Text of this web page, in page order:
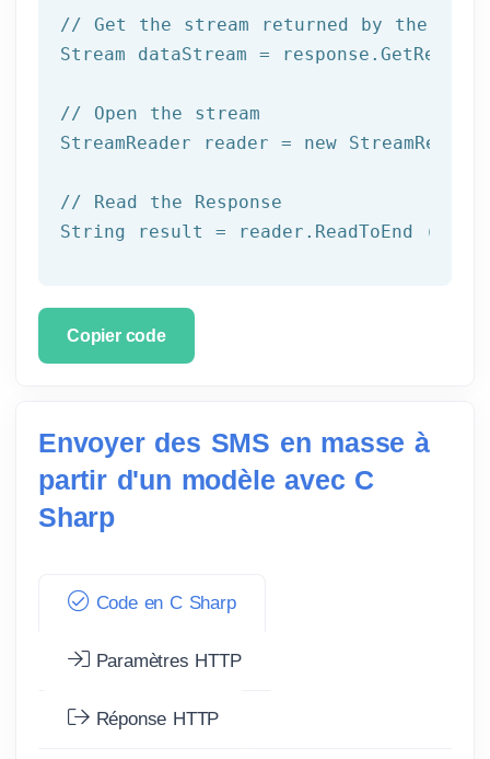
// Get the stream returned by the
Stream dataStream =
// Open the stream
StreamReader reader = new
// Read the Response
String result = reader.ReadToEnd ();
Copier code
Envoyer des SMS en masse à
partir d'un modèle avec C
Sharp
Code en C Sharp
Paramètres HTTP
Réponse HTTP